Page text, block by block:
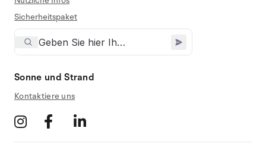
Sicherheitspaket
Sonne und Strand
Kontaktiere uns